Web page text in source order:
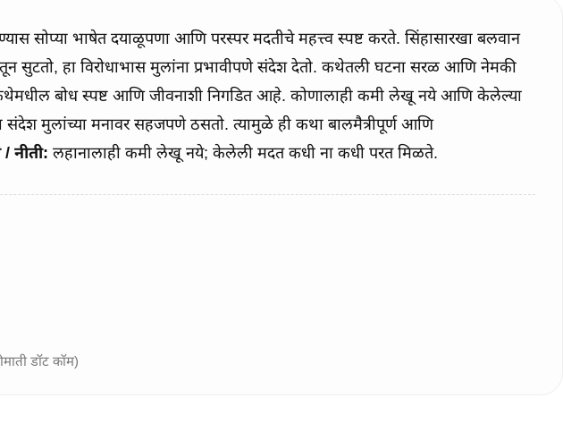
सोप्या भाषेत दयाळूपणा आणि परस्पर मदतीचे महत्त्व स्पष्ट करते. सिंहासारखा बलवान
सुटतो, हा विरोधाभास मुलांना प्रभावीपणे संदेश देतो. कथेतली घटना सरळ आणि नेमकी
मुलांच्या मनावर सहजपणे ठसतो. त्यामुळे ही कथा बालमैत्रीपूर्ण आणि
/ नीती: लहानालाही कमी लेखू नये; केलेली मदत कधी ना कधी परत मिळते.
डॉट कॉम)